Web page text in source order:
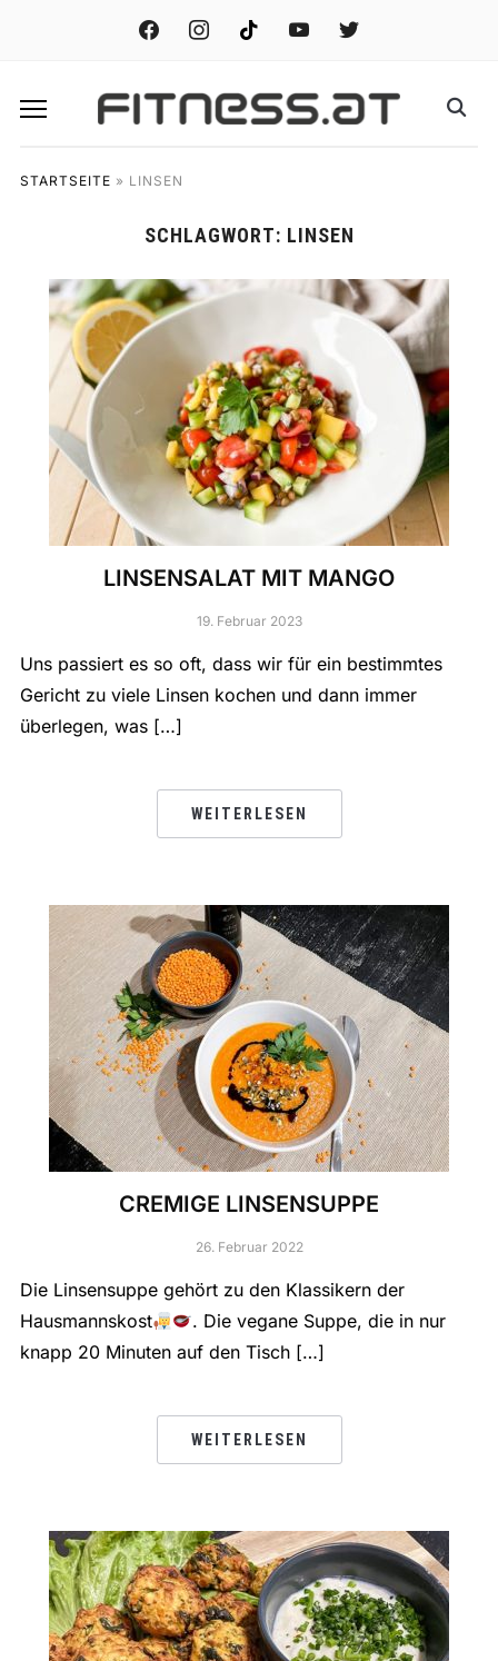
facebook instagramtiktok youtube twitter
STARTSEITE » LINSEN
SCHLAGWORT: LINSEN
LINSENSALAT MIT MANGO
19. Februar 2023
Uns passiert es so oft, dass wir für ein bestimmtes
Gericht zu viele Linsen kochen und dann immer
überlegen, was […]
WEITERLESEN
CREMIGE LINSENSUPPE
26. Februar 2022
Die Linsensuppe gehört zu den Klassikern der
Hausmannskost
. Die vegane Suppe, die in nur
knapp 20 Minuten auf den Tisch […]
WEITERLESEN